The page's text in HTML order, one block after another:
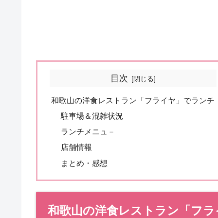
目次
和歌山の洋食レストラン「フライヤ」でランチ
駐車場＆混雑状況
ランチメニュ－
店舗情報
まとめ・感想
和歌山の洋食レストラン「フ